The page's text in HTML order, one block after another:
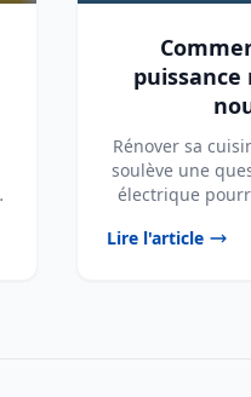
Rénover sa
soulève une
électrique
Lire l'article